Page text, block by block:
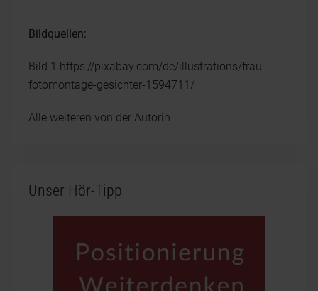
Bildquellen:
Bild 1 https://pixabay.com/de/illustrations/frau-
fotomontage-gesichter-1594711/
Alle weiteren von der Autorin
Unser Hör-Tipp